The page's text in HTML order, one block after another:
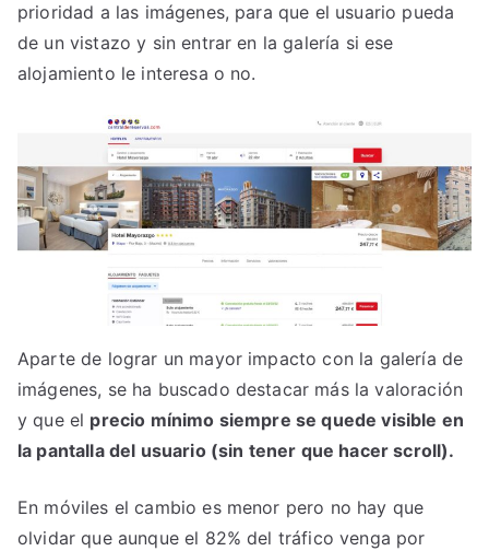
prioridad a las imágenes, para que el usuario pueda
de un vistazo y sin entrar en la galería si ese
alojamiento le interesa o no.
Aparte de lograr un mayor impacto con la galería de
imágenes, se ha buscado destacar más la valoración
y que el precio mínimo siempre se quede visible en
la pantalla del usuario (sin tener que hacer scroll).
En móviles el cambio es menor pero no hay que
olvidar que aunque el 82% del tráfico venga por